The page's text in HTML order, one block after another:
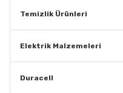
Temizlik Ürünleri
Elektrik Malzemeleri
Duracell